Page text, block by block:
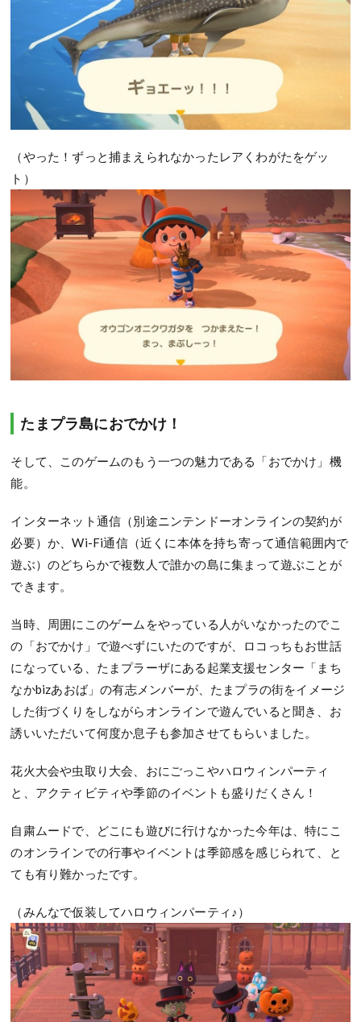
（やった！ずっと捕まえられなかったレアくわがたをゲッ
ト）
たまプラ島におでかけ！
そして、このゲームのもう一つの魅力である「おでかけ」機
能。
インターネット通信（別途ニンテンドーオンラインの契約が
必要）か、Wi-Fi通信（近くに本体を持ち寄って通信範囲内で
遊ぶ）のどちらかで複数人で誰かの島に集まって遊ぶことが
できます。
当時、周囲にこのゲームをやっている人がいなかったのでこ
の「おでかけ」で遊べずにいたのですが、ロコっちもお世話
になっている、たまプラーザにある起業支援センター「まち
なかbizあおば」の有志メンバーが、たまプラの街をイメージ
した街づくりをしながらオンラインで遊んでいると聞き、お
誘いいただいて何度か息子も参加させてもらいました。
花火大会や虫取り大会、おにごっこやハロウィンパーティ
と、アクティビティや季節のイベントも盛りだくさん！
自粛ムードで、どこにも遊びに行けなかった今年は、特にこ
のオンラインでの行事やイベントは季節感を感じられて、と
ても有り難かったです。
（みんなで仮装してハロウィンパーティ♪）